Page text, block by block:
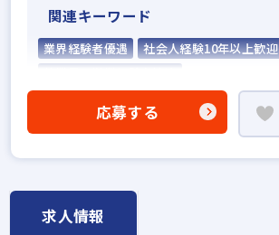
関連キーワード
業界経験者優遇
社会人経験10年以上歓迎
高級賃貸仲介営業の経験者歓迎
資格支援制度あり
残業少ない
応募する
求人情報